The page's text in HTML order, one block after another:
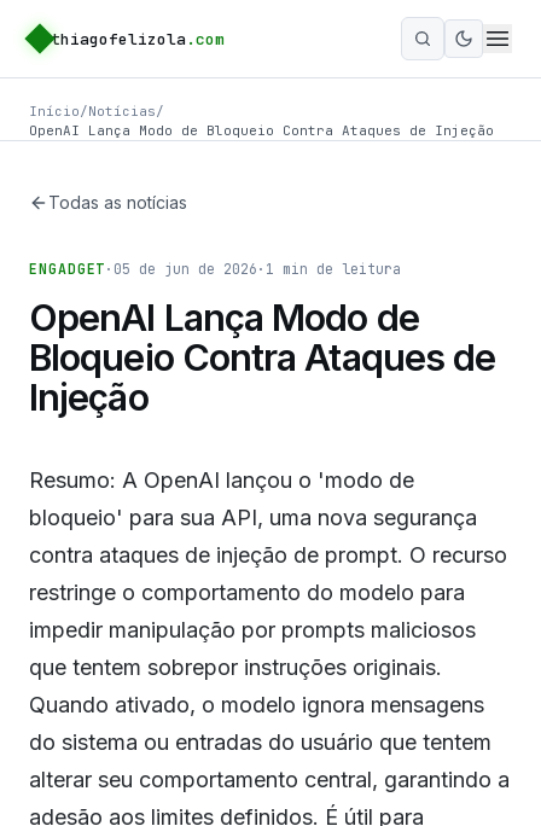
thiagofelizola .com
Ativar
Início/Notícias/
OpenAI Lança Modo de Bloqueio Contra Ataques de Injeção
Todas as notícias
ENGADGET · 05 de jun de 2026 · 1 min de leitura
OpenAI Lança Modo de
Bloqueio Contra Ataques de
Injeção
Resumo: A OpenAI lançou o 'modo de
bloqueio' para sua API, uma nova segurança
contra ataques de injeção de prompt. O recurso
restringe o comportamento do modelo para
impedir manipulação por prompts maliciosos
que tentem sobrepor instruções originais.
Quando ativado, o modelo ignora mensagens
do sistema ou entradas do usuário que tentem
alterar seu comportamento central, garantindo a
adesão aos limites definidos. É útil para